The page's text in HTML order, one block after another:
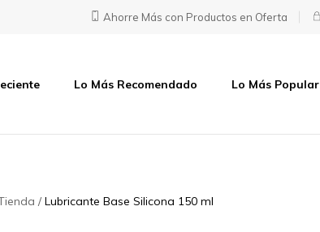
Ahorre Más con Productos en Oferta
Lo Más Recomendado Lo Más Popular
Lubricante Base Silicona 150 ml